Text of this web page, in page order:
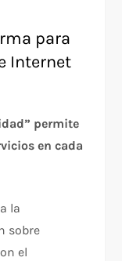
para
Internet
permite
en cada
la
sobre
el